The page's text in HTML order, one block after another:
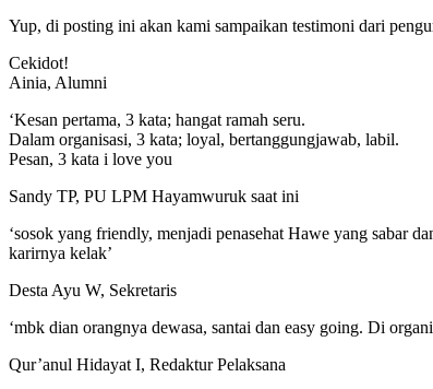
Yup, di posting ini akan kami sampaikan testimoni dari
Cekidot!
Ainia, Alumni
‘Kesan pertama, 3 kata; hangat ramah seru.
Dalam organisasi, 3 kata; loyal, bertanggungjawab, labil.
Pesan, 3 kata i love you
Sandy TP, PU LPM Hayamwuruk saat ini
‘sosok yang friendly, menjadi penasehat Hawe yang sabar
karirnya kelak’
Desta Ayu W, Sekretaris
‘mbk dian orangnya dewasa, santai dan easy going. Di
Qur’anul Hidayat I, Redaktur Pelaksana